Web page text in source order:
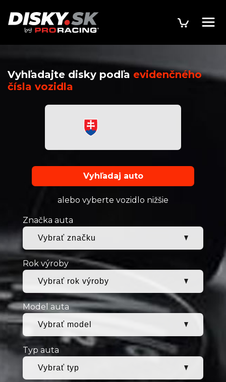
Vyhľadajte disky podľa evidenčného
čísla vozidla
Vyhľadaj auto
alebo vyberte vozidlo nižšie
Značka auta
Rok výroby
Model auta
Typ auta